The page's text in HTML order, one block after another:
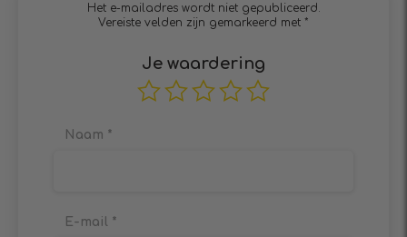
Het e-mailadres wordt niet gepubliceerd.
Vereiste velden zijn gemarkeerd met *
Je waardering
Naam *
E-mail *